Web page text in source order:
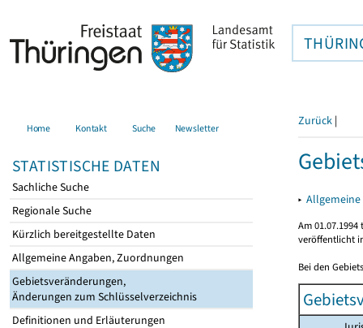
Home Kontakt Suche Newsletter
STATISTISCHE DATEN
Sachliche Suche
Regionale Suche
Kürzlich bereitgestellte Daten
Allgemeine Angaben, Zuordnungen
Gebietsveränderungen,
Änderungen zum Schlüsselverzeichnis
Definitionen und Erläuterungen
Zurück |
▸
Am
veröffentlicht
Bei den